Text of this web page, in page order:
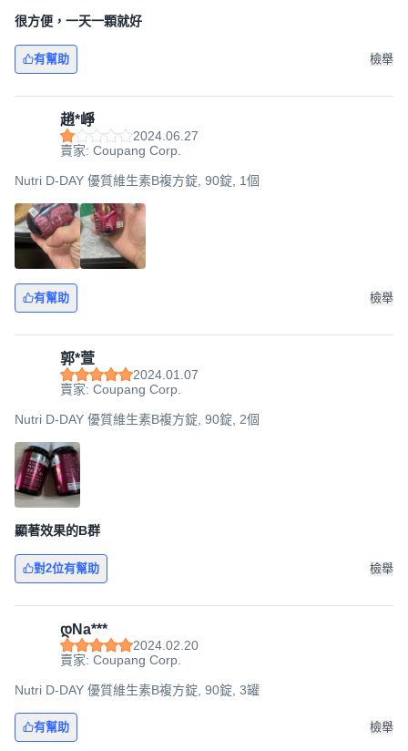
很方便，一天一顆就好
有幫助 檢舉
趙*崢
2024.06.27
賣家: Coupang Corp.
Nutri D-DAY 優質維生素B複方錠, 90錠, 1個
有幫助 檢舉
郭*萱
2024.01.07
賣家: Coupang Corp.
Nutri D-DAY 優質維生素B複方錠, 90錠, 2個
顯著效果的B群
對2位有幫助 檢舉
დNa***
2024.02.20
賣家: Coupang Corp.
Nutri D-DAY 優質維生素B複方錠, 90錠, 3罐
有幫助 檢舉